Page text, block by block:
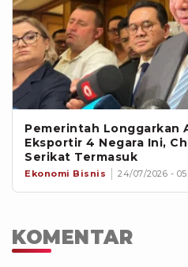
Pemerintah Longgarkan
Eksportir 4 Negara Ini,
Serikat Termasuk
Ekonomi Bisnis 24/07/2026 -
KOMENTAR